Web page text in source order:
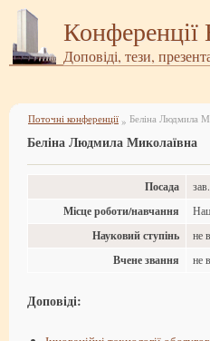
Доповіді, тези,
Поточні конференції » Беліна Людмила
Беліна Людмила Миколаївна
Посада
Місце роботи/навчання
Науковий ступінь не
Вчене звання не
Доповіді: